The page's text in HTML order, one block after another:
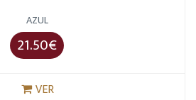
AZUL
21.50€
VER